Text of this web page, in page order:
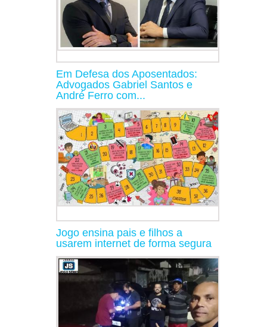
Em Defesa dos Aposentados:
Advogados Gabriel Santos e
André Ferro com...
Jogo ensina pais e filhos a
usarem internet de forma segura